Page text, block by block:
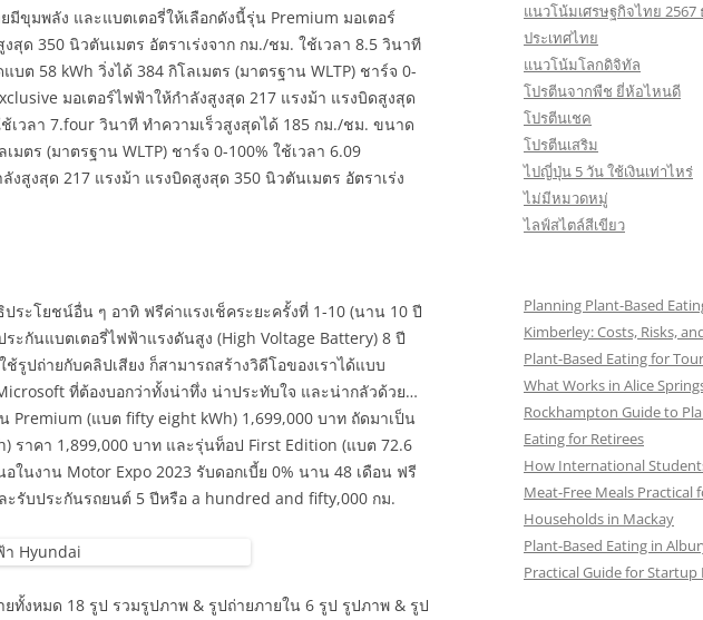
มีขุมพลัง และแบตเตอรี่ให้เลือกดังนี้รุ่น Premium มอเตอร์
สุด 350 นิวตันเมตร อัตราเร่งจาก กม./ชม. ใช้เวลา 8.5 วินาที
ต 58 kWh วิ่งได้ 384 กิโลเมตร (มาตรฐาน WLTP) ชาร์จ 0-
มอเตอร์ไฟฟ้าให้กำลังสูงสุด 217 แรงม้า แรงบิดสูงสุด
เวลา 7.four วินาที ทำความเร็วสูงสุดได้ 185 กม./ชม. ขนาด
มตร (มาตรฐาน WLTP) ชาร์จ 0-100% ใช้เวลา 6.09
สูงสุด 217 แรงม้า แรงบิดสูงสุด 350 นิวตันเมตร อัตราเร่ง
ระโยชน์อื่น ๆ อาทิ ฟรีค่าแรงเช็คระยะครั้งที่ 1-10 (นาน 10 ปี
ะกันแบตเตอรี่ไฟฟ้าแรงดันสูง (High Voltage Battery) 8 ปี
รูปถ่ายกับคลิปเสียง ก็สามารถสร้างวิดีโอของเราได้แบบ
ที่ต้องบอกว่าทั้งน่าทึ่ง น่าประทับใจ และน่ากลัวด้วย…
Premium (แบต fifty eight kWh) 1,699,000 บาท ถัดมาเป็น
ราคา 1,899,000 บาท และรุ่นท็อป First Edition (แบต 72.6
ในงาน Motor Expo 2023 รับดอกเบี้ย 0% นาน 48 เดือน ฟรี
รับประกันรถยนต์ 5 ปีหรือ a hundred and fifty,000 กม.
ทั้งหมด 18 รูป รวมรูปภาพ & รูปถ่ายภายใน 6 รูป รูปภาพ & รูป
แนวโน้มเศรษฐกิจไทย 2567
ประเทศไทย
แนวโน้มโลกดิจิทัล
โปรตีนจากพืช ยี่ห้อไหนดี
โปรตีนเชค
โปรตีนเสริม
ไปญี่ปุ่น 5 วัน ใช้เงินเท่าไหร่
ไม่มีหมวดหมู่
ไลฟ์สไตล์สีเขียว
Planning Plant-Based
Kimberley: Costs, Risks,
Plant-Based Eating for
What Works in Alice
Rockhampton Guide to
Eating for Retirees
How International
Meat-Free Meals Practical
Households in Mackay
Plant-Based Eating in
Practical Guide for Startup